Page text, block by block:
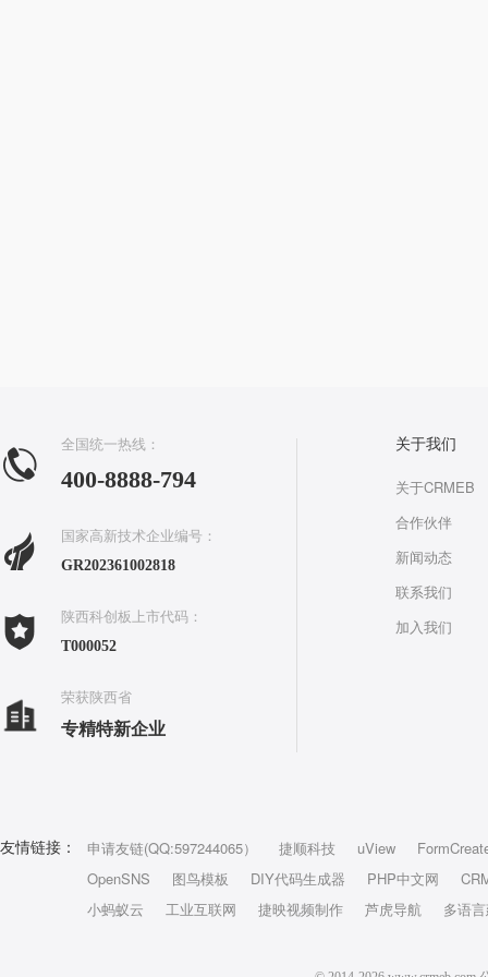
全国统一热线：
400-8888-794
国家高新技术企业编号：
GR202361002818
陕西科创板上市代码：
T000052
荣获陕西省
专精特新企业
关于我们
关于CRMEB
合作伙伴
新闻动态
联系我们
加入我们
友情链接： 申请友链(QQ:597244065） 捷顺科技 uView
OpenSNS
图鸟模板 DIY代码生成器 PHP中文网
小蚂蚁云
工业互联网 捷映视频制作 芦虎导航 多语